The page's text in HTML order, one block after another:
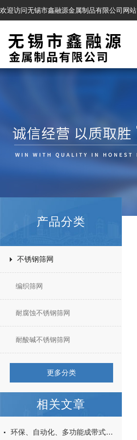
欢迎访问无锡市鑫融源金属制品有限公司网站
产品分类
不锈钢筛网
编织筛网
耐腐蚀不锈钢筛网
耐酸碱不锈钢筛网
更多分类
相关文章
环保、自动化、多功能成带式压滤机主旋律